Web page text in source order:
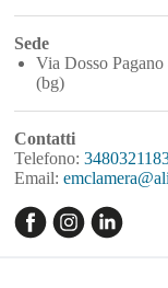
Sede
Via Dosso
(bg)
Contatti
Telefono:
Email: